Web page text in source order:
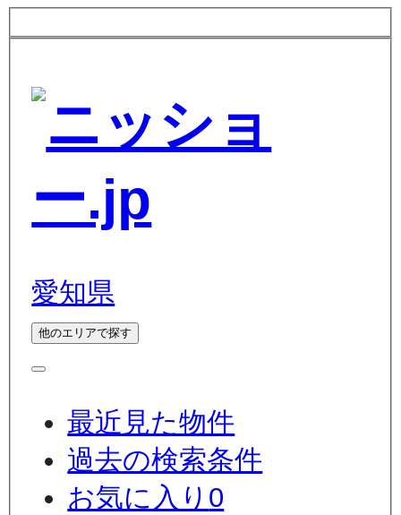
愛知県
他のエリアで探す
最近見た物件
過去の検索条件
お気に入り 0